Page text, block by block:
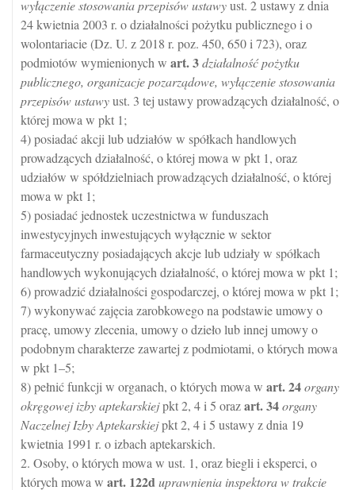
wyłączenie stosowania przepisów ustawyust. 2 ustawy z dnia
24 kwietnia 2003 r. o działalności pożytku publicznego i o
wolontariacie (Dz. U. z 2018 r. poz. 450, 650 i 723), oraz
podmiotów wymienionych w art.3działalność pożytku
publicznego, organizacje pozarządowe, wyłączenie stosowania
przepisów ustawyust. 3 tej ustawy prowadzących działalność, o
której mowa w pkt 1;
4) posiadać akcji lub udziałów w spółkach handlowych
prowadzących działalność, o której mowa w pkt 1, oraz
udziałów w spółdzielniach prowadzących działalność, o której
mowa w pkt 1;
5) posiadać jednostek uczestnictwa w funduszach
inwestycyjnych inwestujących wyłącznie w sektor
farmaceutyczny posiadających akcje lub udziały w spółkach
handlowych wykonujących działalność, o której mowa w pkt 1;
6) prowadzić działalności gospodarczej, o której mowa w pkt 1;
7) wykonywać zajęcia zarobkowego na podstawie umowy o
pracę, umowy zlecenia, umowy o dzieło lub innej umowy o
podobnym charakterze zawartej z podmiotami, o których mowa
w pkt 1–5;
8) pełnić funkcji w organach, o których mowa w art.24organy
okręgowej izby aptekarskiejpkt 2, 4 i 5 orazart.34organy
Naczelnej Izby Aptekarskiejpkt 2, 4 i 5 ustawy z dnia 19
kwietnia 1991 r. o izbach aptekarskich.
2. Osoby, o których mowa w ust. 1, oraz biegli i eksperci, o
których mowa w art. 122duprawnienia inspektora w trakcie